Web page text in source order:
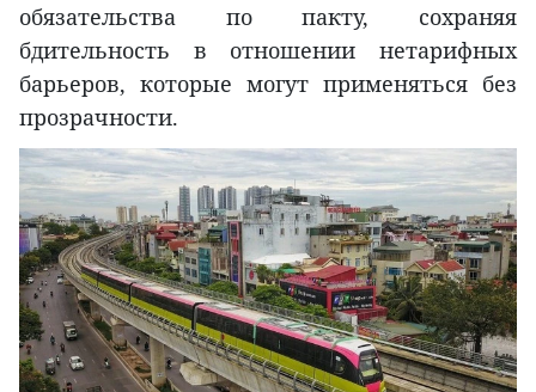
обязательства по пакту, сохраняя
бдительность в отношении нетарифных
барьеров, которые могут применяться без
прозрачности.